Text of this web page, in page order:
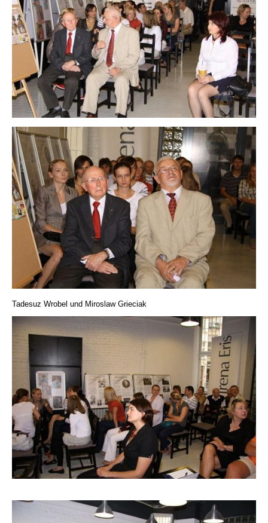
Tadesuz Wrobel und Miroslaw Grieciak